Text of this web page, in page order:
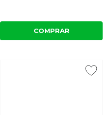
COMPRAR